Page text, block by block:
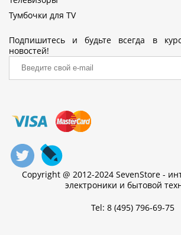
Тумбочки для TV
Подпишитесь и будьте всегда в
новостей!
Copyright @ 2012-2024 SevenStore -
электроники и бытовой
Tel: 8 (495) 796-69-75